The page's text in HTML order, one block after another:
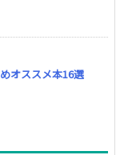
オススメ本16選